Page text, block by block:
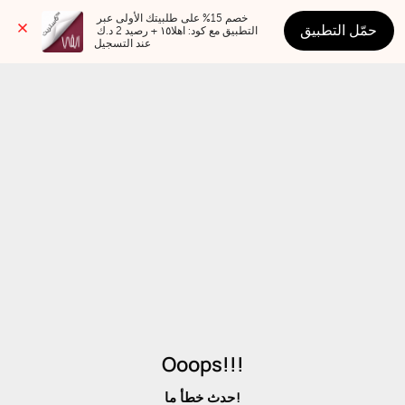
عند التسجيل
حمّل التطبيق
Ooops!!!
حدث خطأ ما!